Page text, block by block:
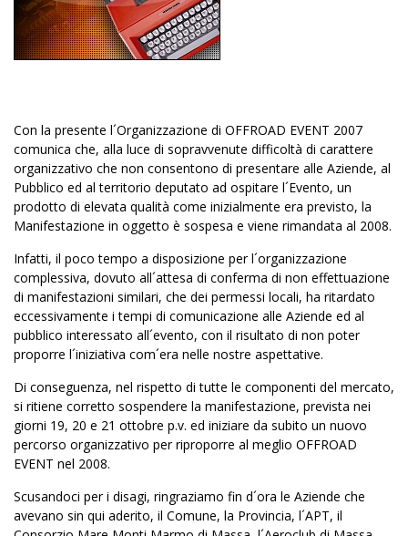
Con la presente l´Organizzazione di OFFROAD EVENT 2007
comunica che, alla luce di sopravvenute difficoltà di carattere
organizzativo che non consentono di presentare alle Aziende, al
Pubblico ed al territorio deputato ad ospitare l´Evento, un
prodotto di elevata qualità come inizialmente era previsto, la
Manifestazione in oggetto è sospesa e viene rimandata al 2008.
Infatti, il poco tempo a disposizione per l´organizzazione
complessiva, dovuto all´attesa di conferma di non effettuazione
di manifestazioni similari, che dei permessi locali, ha ritardato
eccessivamente i tempi di comunicazione alle Aziende ed al
pubblico interessato all´evento, con il risultato di non poter
proporre l´iniziativa com´era nelle nostre aspettative.
Di conseguenza, nel rispetto di tutte le componenti del mercato,
si ritiene corretto sospendere la manifestazione, prevista nei
giorni 19, 20 e 21 ottobre p.v. ed iniziare da subito un nuovo
percorso organizzativo per riproporre al meglio OFFROAD
EVENT nel 2008.
Scusandoci per i disagi, ringraziamo fin d´ora le Aziende che
avevano sin qui aderito, il Comune, la Provincia, l´APT, il